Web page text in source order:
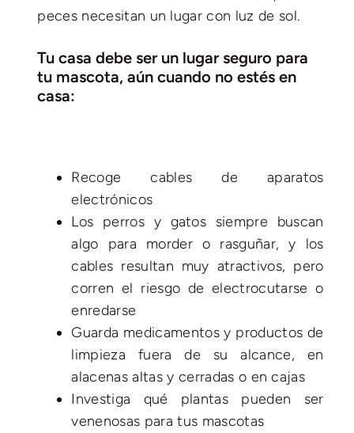
peces necesitan un lugar con luz de sol.
Tu casa debe ser un lugarseguro para
tu mascota, aún cuando no estés en
casa:
Recoge cables de aparatos
electrónicos
Los perros y gatos siempre buscan
algo para morder o rasguñar, y los
cables resultan muy atractivos, pero
corren el riesgo de electrocutarse o
enredarse
Guarda medicamentos y productos de
limpieza fuera de su alcance, en
alacenas altas y cerradas o en cajas
Investiga qué plantas pueden ser
venenosas para tus mascotas